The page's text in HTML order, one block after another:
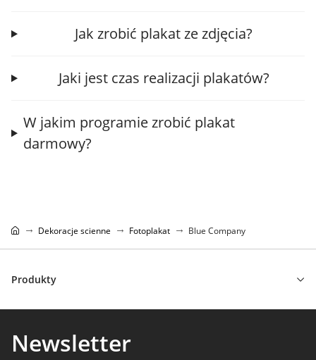
Jak zrobić plakat ze zdjęcia?
Jaki jest czas realizacji plakatów?
W jakim programie zrobić plakat
darmowy?
Dekoracje scienne Fotoplakat Blue Company
Produkty
Newsletter